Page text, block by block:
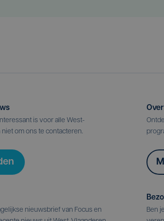
is voor alle West-
om ons te contacteren.
nieuwsbrief van Focus en
Ben